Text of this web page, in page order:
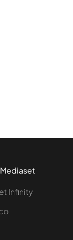
Infinity